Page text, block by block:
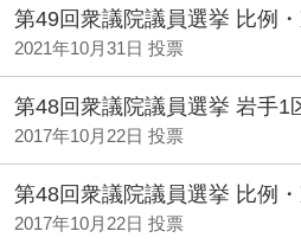
第49回衆議院議員選挙 比例
2021年10月31日 投票
第48回衆議院議員選挙 岩手1
2017年10月22日 投票
第48回衆議院議員選挙 比例
2017年10月22日 投票